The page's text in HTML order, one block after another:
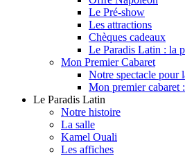
Le Pré-show
Les attractions
Chèques cadeaux
Le Paradis Latin : la
Mon Premier Cabaret
Notre spectacle pour
Mon premier cabaret
Le Paradis Latin
Notre histoire
La salle
Kamel Ouali
Les affiches